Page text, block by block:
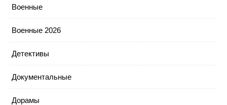
Военные
Военные 2026
Детективы
Документальные
Дорамы